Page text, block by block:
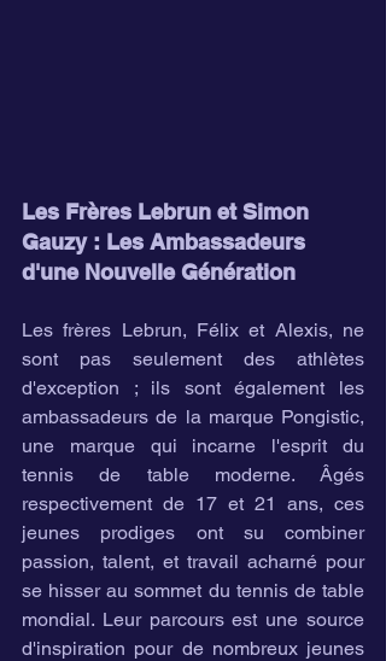
Les Frères Lebrun et Simon
Gauzy : Les Ambassadeurs
d'une Nouvelle Génération
Les frères Lebrun, Félix et Alexis, ne
sont pas seulement des athlètes
d'exception ; ils sont également les
ambassadeurs de la marque Pongistic,
une marque qui incarne l'esprit du
tennis de table moderne. Âgés
respectivement de 17 et 21 ans, ces
jeunes prodiges ont su combiner
passion, talent, et travail acharné pour
se hisser au sommet du tennis de table
mondial. Leur parcours est une source
d'inspiration pour de nombreux jeunes